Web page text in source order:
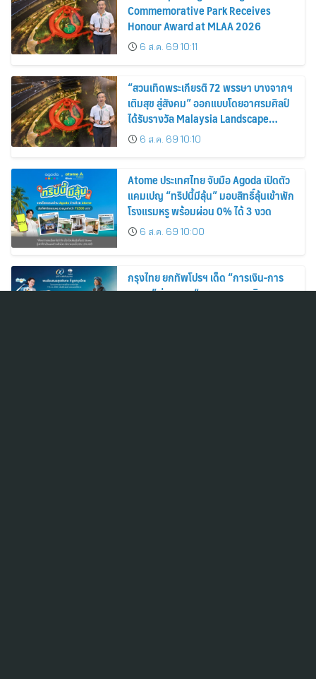
Commemorative Park Receives
Honour Award at MLAA 2026
6 ส.ค. 69 10:11
“สวนเทิดพระเกียรติ 72 พรรษา บางจากฯ
เติมสุข สู่สังคม” ออกแบบโดยอาศรมศิลป์
ได้รับรางวัล Malaysia Landscape
Architecture Award 2026
6 ส.ค. 69 10:10
Atome ประเทศไทย จับมือ Agoda เปิดตัว
แคมเปญ “ทริปนี้มีลุ้น” มอบสิทธิ์ลุ้นเข้าพัก
โรงแรมหรู พร้อมผ่อน 0% ได้ 3 งวด
6 ส.ค. 69 10:00
กรุงไทย ยกทัพโปรฯ เด็ด “การเงิน-การ
ลงทุน” ร่วมงาน “มหกรรมการเงิน